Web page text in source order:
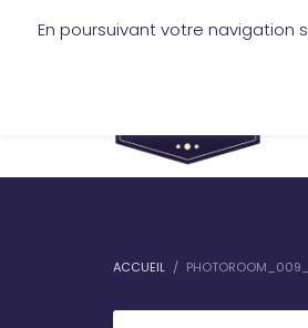
ACCUEIL
En poursuivant votre